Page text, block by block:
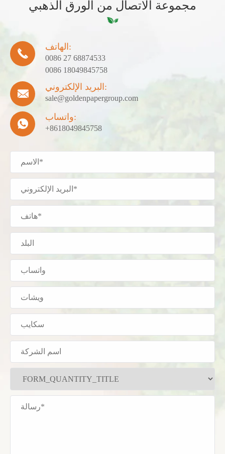
مجموعة الاتصال من الورق الذهبي

الهاتف:
0086 27 68874533
0086 18049845758

البريد الإلكتروني:
sale@goldenpapergroup.com

واتساب:
+8618049845758